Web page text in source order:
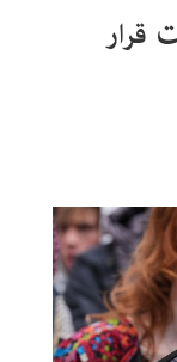
قرار